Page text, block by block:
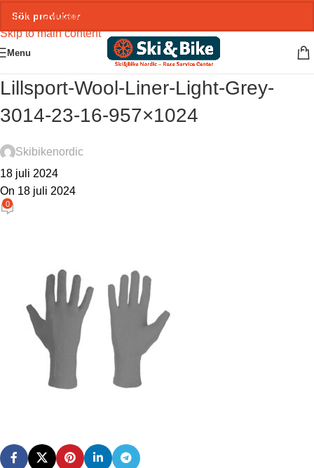
Skip to navigation
Skip to main content
Menu
Lillsport-Wool-Liner-Light-Grey-
3014-23-16-957×1024
Skibikenordic
18 juli 2024
On 18 juli 2024
0